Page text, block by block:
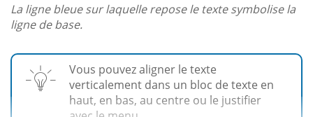
La ligne bleue sur laquelle repose le texte symbolise la
ligne de base.
Vous pouvez aligner le texte
verticalement dans un bloc de texte en
haut, en bas, au centre ou le justifier